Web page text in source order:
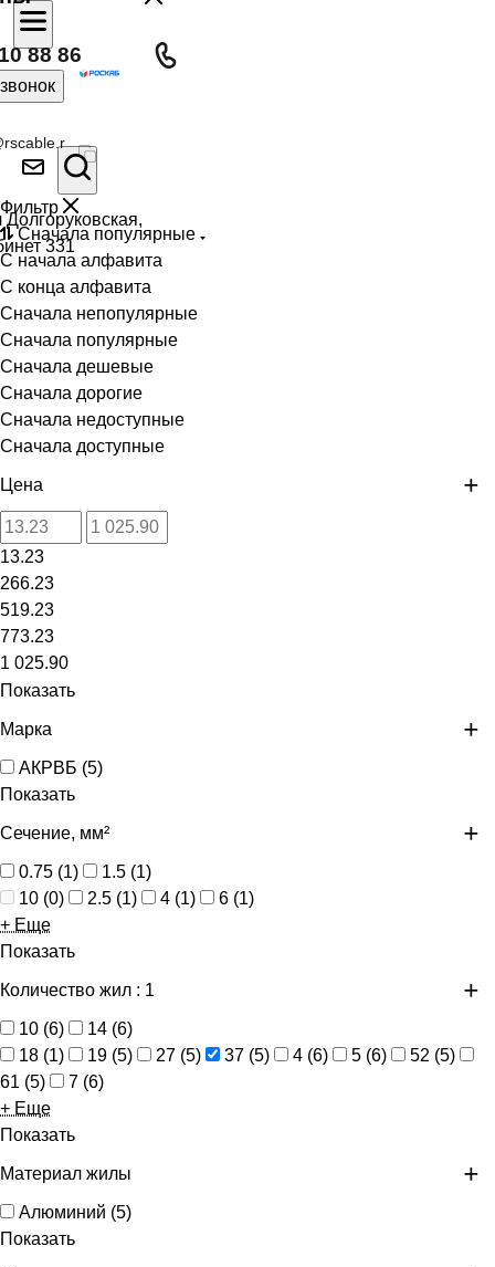
88 86
331
Фильтр
Сначала популярные
С начала алфавита
С конца алфавита
Сначала непопулярные
Сначала популярные
Сначала дешевые
Сначала дорогие
Сначала недоступные
Сначала доступные
Цена
13.23
266.23
519.23
773.23
1 025.90
Показать
Марка
АКРВБ (5)
Показать
Сечение, мм²
0.75 (1) 1.5 (1)
10 (0) 2.5 (1) 4 (1) 6 (1)
+ Еще
Показать
Количество жил : 1
10 (6) 14 (6)
18 (1) 19 (5) 27 (5) 37 (5) 4 (6) 5 (6) 52 (5)
61 (5) 7 (6)
+ Еще
Показать
Материал жилы
Алюминий (5)
Показать